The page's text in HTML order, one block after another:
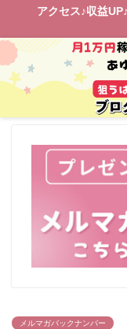
アクセス♪収益
メルマガバックナンバー